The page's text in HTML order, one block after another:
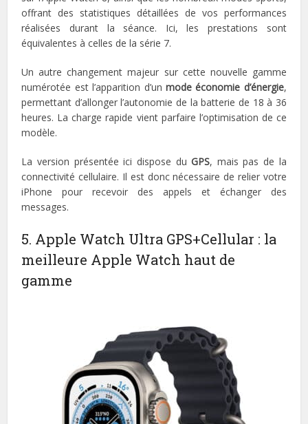
offrant des statistiques détaillées de vos performances
réalisées durant la séance. Ici, les prestations sont
équivalentes à celles de la série 7.
Un autre changement majeur sur cette nouvelle gamme
numérotée est l’apparition d’un mode économie d’énergie,
permettant d’allonger l’autonomie de la batterie de 18 à 36
heures. La charge rapide vient parfaire l’optimisation de ce
modèle.
La version présentée ici dispose duGPS, mais pas de la
connectivité cellulaire. Il est donc nécessaire de relier votre
iPhone pour recevoir des appels et échanger des
messages.
5. Apple Watch Ultra GPS+Cellular : la
meilleure Apple Watch haut de
gamme